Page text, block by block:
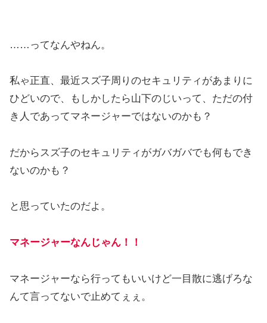
……ってなんやねん。
私ゃ正直、最近スズ子周りのセキュリティがあまりに
ひどいので、もしかしたら山下のじいって、ただの付
き人であってマネージャーではないのかも？
だからスズ子のセキュリティがガバガバでも何もでき
ないのかも？
と思っていたのだよ。
マネージャーなんじゃん！！
マネージャーなら行ってもいいけど一目散に逃げろな
んて言ってないで止めてぇぇ。